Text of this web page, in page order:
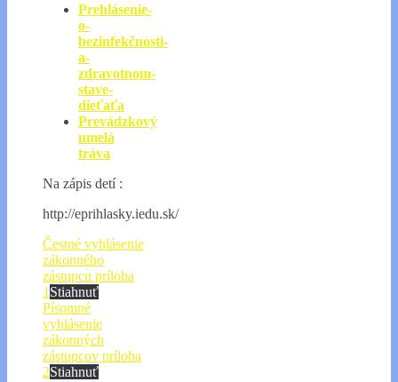
Prehlásenie-
o-
bezinfekčnosti-
a-
zdravotnom-
stave-
dieťaťa
Prevádzkový
umelá
tráva
Na zápis detí :
http://eprihlasky.iedu.sk/
Čestné vyhlásenie
zákonného
zástupcu príloha
1 Stiahnuť
Písomné
vyhlásenie
zákonných
zástupcov príloha
2Stiahnuť